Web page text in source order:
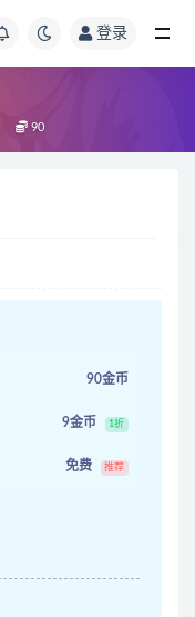
登录
90
90金币
9金币 1折
免费 推荐